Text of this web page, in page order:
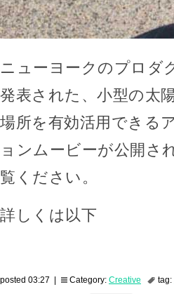
ニューヨークのプロダ
発表された、小型の太
場所を有効活用できる
ョンムービーが公開さ
覧ください。
詳しくは以下
posted 03:27 | Category: Creative tag: